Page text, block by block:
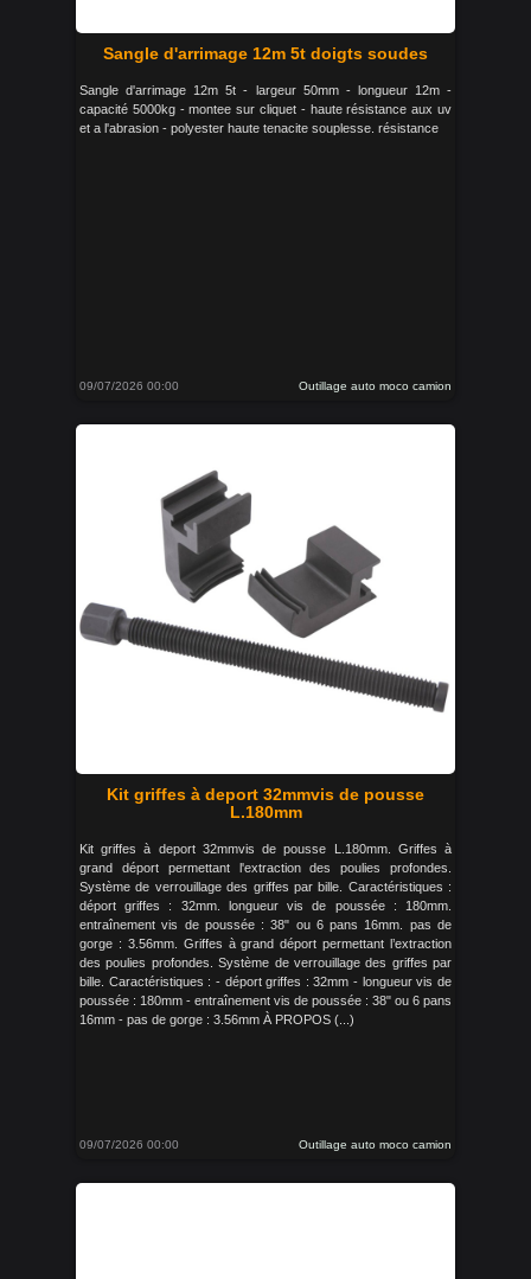
Sangle d'arrimage 12m 5t doigts soudes
Sangle d'arrimage 12m 5t - largeur 50mm - longueur 12m -
capacité 5000kg - montee sur cliquet - haute résistance aux uv
et a l'abrasion - polyester haute tenacite souplesse. résistance
09/07/2026 00:00 Outillage auto moco camion
Kit griffes à deport 32mmvis de pousse
L.180mm
Kit griffes à deport 32mmvis de pousse L.180mm. Griffes à
grand déport permettant l'extraction des poulies profondes.
Système de verrouillage des griffes par bille. Caractéristiques :
déport griffes : 32mm. longueur vis de poussée : 180mm.
entraînement vis de poussée : 38" ou 6 pans 16mm. pas de
gorge : 3.56mm. Griffes à grand déport permettant l’extraction
des poulies profondes. Système de verrouillage des griffes par
bille. Caractéristiques : - déport griffes : 32mm - longueur vis de
poussée : 180mm - entraînement vis de poussée : 38" ou 6 pans
16mm - pas de gorge : 3.56mm À PROPOS (...)
09/07/2026 00:00 Outillage auto moco camion